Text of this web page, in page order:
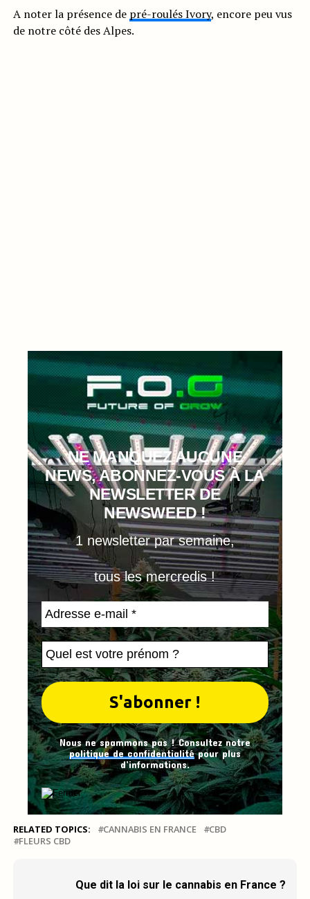
A noter la présence de pré-roulés Ivory, encore peu vus
de notre côté des Alpes.
NE MANQUEZ AUCUNE
NEWS, ABONNEZ-VOUS À LA
NEWSLETTER DE
NEWSWEED !
1 newsletter par semaine,
tous les mercredis !
Nous ne spammons pas ! Consultez notre
politique de confidentialitépour plus
d’informations.
RELATED TOPICS: CANNABIS EN FRANCE
CBD
FLEURS CBD
Que dit la loi sur le cannabis en France ?